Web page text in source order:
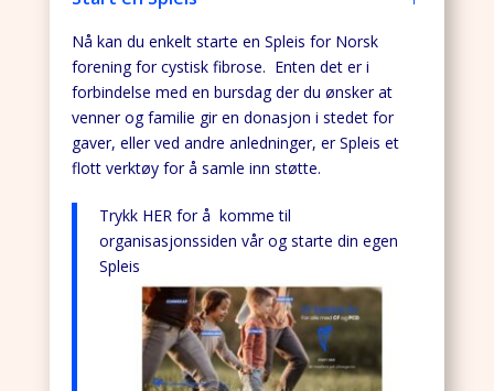
Nå kan du enkelt starte en Spleis for Norsk
forening for cystisk fibrose. Enten det er i
forbindelse med en bursdag der du ønsker at
venner og familie gir en donasjon i stedet for
gaver, eller ved andre anledninger, er Spleis et
flott verktøy for å samle inn støtte.
Trykk HER for å komme til
organisasjonssiden vår og starte din egen
Spleis